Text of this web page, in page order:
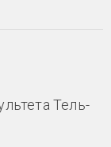
Тель-